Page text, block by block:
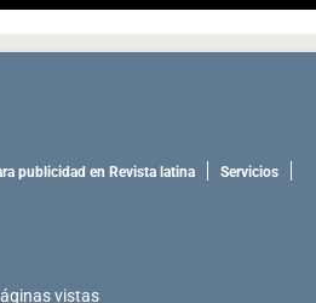
publicidad en Revista latina
Servicios
vistas